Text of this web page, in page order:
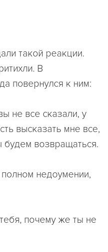
такой реакции.
В
повернулся к ним:
не все сказали, у
высказать мне все,
будем возвращаться.
недоумении,
почему же ты не